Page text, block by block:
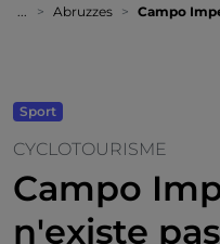
... Abruzzes Campo
Sport
CYCLOTOURISME
Campo
n'existe